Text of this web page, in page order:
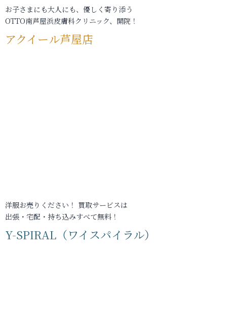
お子さまにも大人にも、優しく寄り添う
OTTO南芦屋浜皮膚科クリニック、開院！
アクイール芦屋店
洋服お売りください！ 買取サービスは
出張・宅配・持ち込みすべて無料！
Y-SPIRAL（ワイスパイラル）